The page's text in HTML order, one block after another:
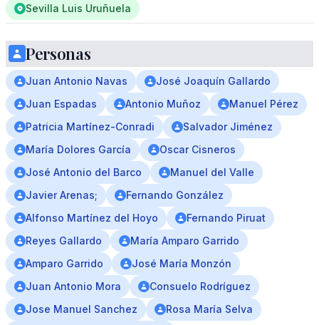
Sevilla Luis Uruñuela
Personas
Juan Antonio Navas
José Joaquín Gallardo
Juan Espadas
Antonio Muñoz
Manuel Pérez
Patricia Martínez-Conradi
Salvador Jiménez
María Dolores García
Oscar Cisneros
José Antonio del Barco
Manuel del Valle
Javier Arenas;
Fernando González
Alfonso Martínez del Hoyo
Fernando Piruat
Reyes Gallardo
María Amparo Garrido
Amparo Garrido
José María Monzón
Juan Antonio Mora
Consuelo Rodríguez
Jose Manuel Sanchez
Rosa María Selva